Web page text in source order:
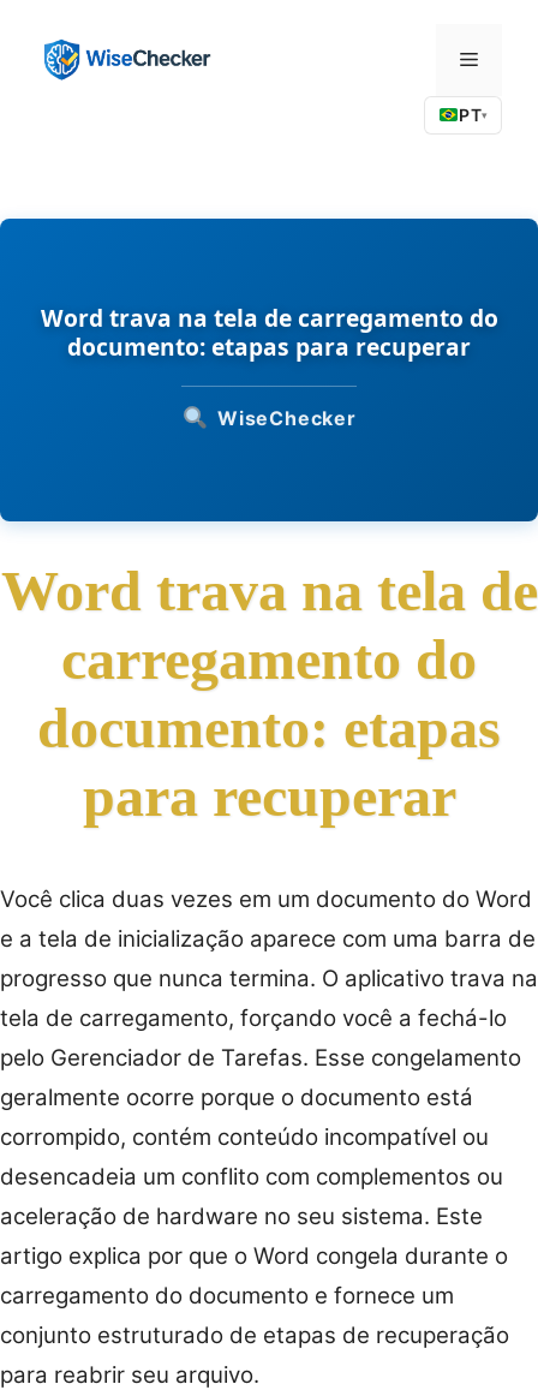
Menu
PT▾
Word trava na tela de carregamento do
documento: etapas para recuperar
WiseChecker
Word trava na tela de
carregamento do
documento: etapas
para recuperar
Você clica duas vezes em um documento do Word
e a tela de inicialização aparece com uma barra de
progresso que nunca termina. O aplicativo trava na
tela de carregamento, forçando você a fechá-lo
pelo Gerenciador de Tarefas. Esse congelamento
geralmente ocorre porque o documento está
corrompido, contém conteúdo incompatível ou
desencadeia um conflito com complementos ou
aceleração de hardware no seu sistema. Este
artigo explica por que o Word congela durante o
carregamento do documento e fornece um
conjunto estruturado de etapas de recuperação
para reabrir seu arquivo.